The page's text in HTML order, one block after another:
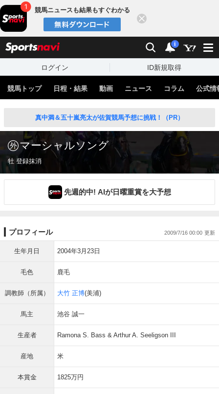
競馬ニュースも結果もすぐわかる
検索 通知
i
ログイン ID新規取得
競馬トップ 日程・結果 動画 ニュース コラム 公式情
真中満＆五十嵐亮太が佐賀競馬予想に挑戦！（PR）
マーシャルソング
牡 登録抹消
先週的中! AIが日曜重賞を大予想
プロフィール 2009/7/16 00:00
生年月日 2004年3月23日
毛色 鹿毛
調教師（所属） 大竹 正博(美浦)
馬主 池谷 誠一
生産者 Ramona S. Bass & Arthur A. Seeligson III
産地 米
本賞金 1825万円